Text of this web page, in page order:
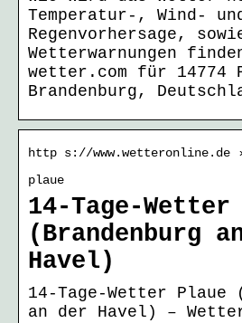
Temperatur-, Wind-
Regenvorhersage,
Wetterwarnungen
wetter.com für 14774
Brandenburg,
http s://www.wetteronline.de
plaue
14-Tage-Wetter
(Brandenburg
Havel)
14-Tage-Wetter Plaue
an der Havel) –